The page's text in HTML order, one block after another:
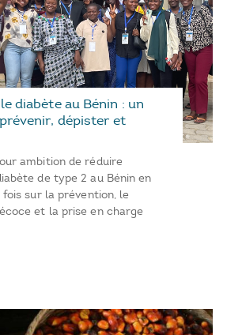
diabète au Bénin : un
dépister et
ambition de réduire
de type 2 au Bénin en
sur la prévention, le
et la prise en charge